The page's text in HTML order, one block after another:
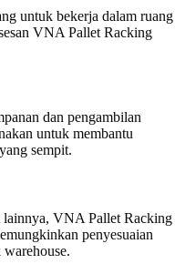
untuk bekerja dalam ruang
VNA Pallet Racking
dan pengambilan
untuk membantu
sempit.
lainnya, VNA Pallet Racking
penyesuaian